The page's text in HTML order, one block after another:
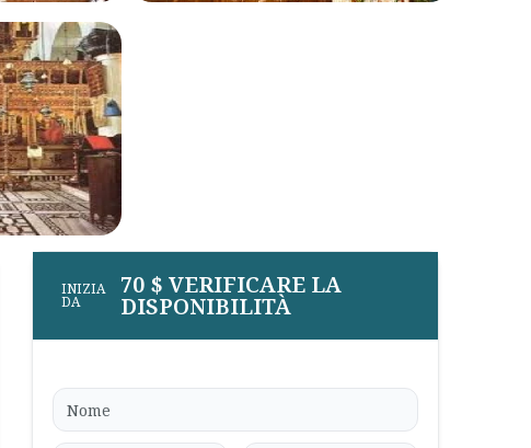
INIZIA
DA
70 $ VERIFICARE LA
DISPONIBILITÀ